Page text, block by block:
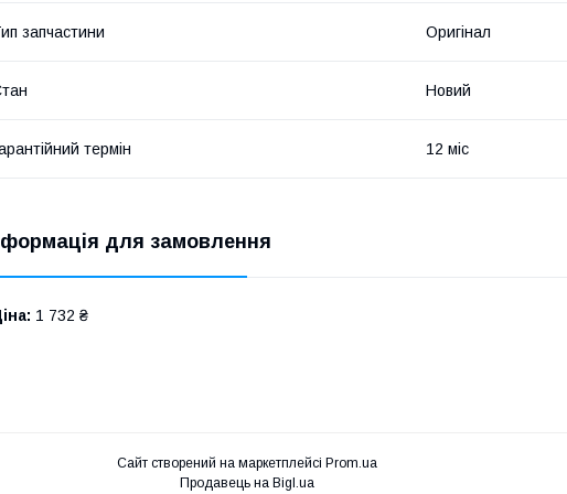
запчастини Оригінал
Новий
термін 12 міс
для замовлення
1 732 ₴
Сайт створений на маркетплейсі Prom.ua
Продавець на Bigl.ua